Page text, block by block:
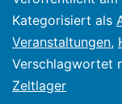
Kategorisiert als
Veranstaltungen,
Verschlagwortet
Zeltlager